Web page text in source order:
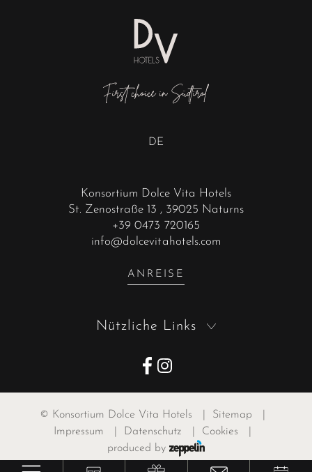
Konsortium Dolce Vita Hotels
St. Zenostraße 13 , 39025 Naturns
+39 0473 720165
info@dolcevitahotels.com
ANREISE
DE
Nützliche Links
© Konsortium Dolce Vita Hotels Sitemap
Impressum
Datenschutz Cookies
produced by